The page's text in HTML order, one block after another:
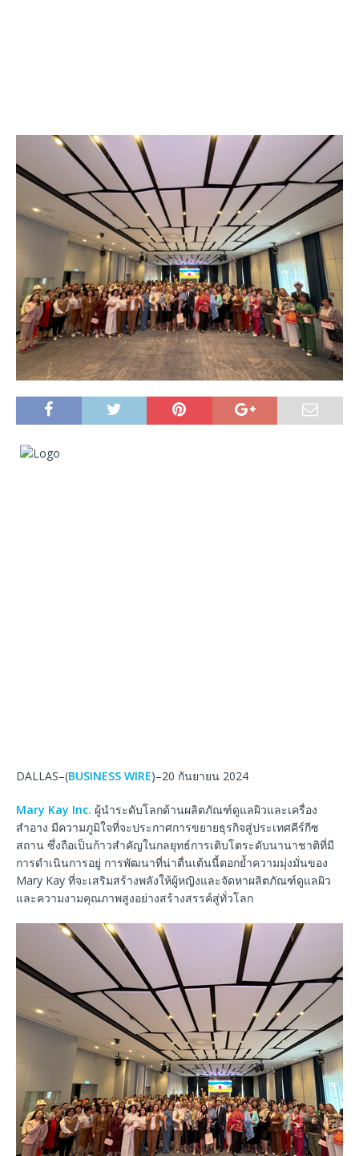
DALLAS–(BUSINESS WIRE)–20 กันยายน 2024
Mary Kay Inc. ผู้นำระดับโลกด้านผลิตภัณฑ์ดูแลผิวและเครื่อง
สำอาง มีความภูมิใจที่จะประกาศการขยายธุรกิจสู่ประเทศคีร์กีซ
สถาน ซึ่งถือเป็นก้าวสำคัญในกลยุทธ์การเติบโตระดับนานาชาติที่มี
การดำเนินการอยู่ การพัฒนาที่น่าตื่นเต้นนี้ตอกย้ำความมุ่งมั่นของ
Mary Kay ที่จะเสริมสร้างพลังให้ผู้หญิงและจัดหาผลิตภัณฑ์ดูแลผิว
และความงามคุณภาพสูงอย่างสร้างสรรค์สู่ทั่วโลก